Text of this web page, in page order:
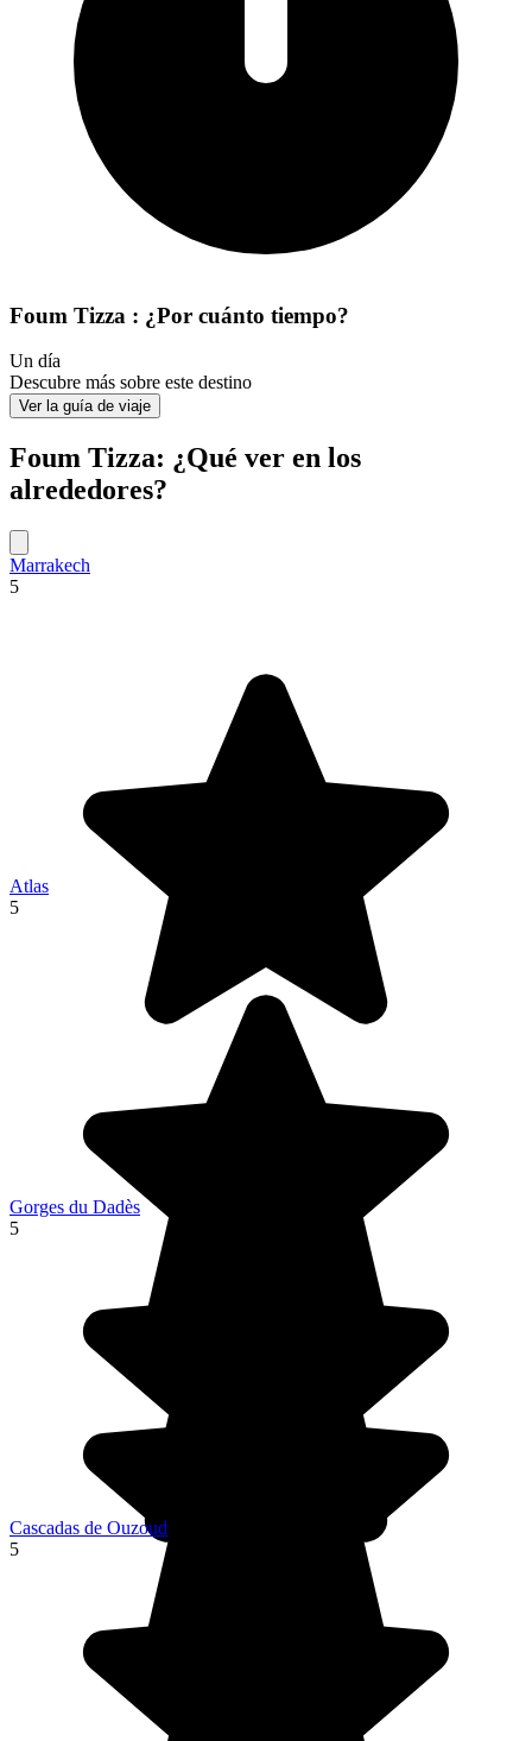
Foum Tizza : ¿Por cuánto tiempo?
Un día
Descubre más sobre este destino
Ver la guía de viaje
Foum Tizza: ¿Qué ver en los
alrededores?
Marrakech
5
Atlas
5
Gorges du Dadès
5
Cascadas de Ouzoud
5